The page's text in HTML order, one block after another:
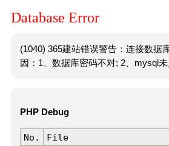
Database Error
(1040) 365建站错误警告：连接数据
因：1、数据库密码不对; 2、mysql未
PHP Debug
No. File